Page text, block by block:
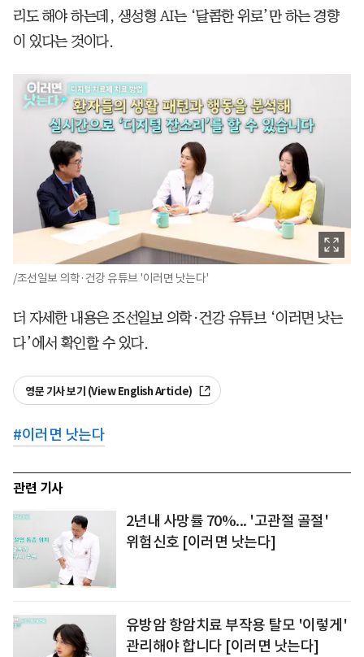
리도 해야 하는데, 생성형 AI는 ‘달콤한 위로’만 하는 경향
이 있다는 것이다.
/조선일보 의학·건강 유튜브 '이러면 낫는다'
더 자세한 내용은 조선일보 의학·건강 유튜브 ‘이러면 낫는
다’에서 확인할 수 있다.
영문 기사 보기 (View English Article)
#이러면 낫는다
관련 기사
2년내 사망률 70%... '고관절 골절'
위험신호 [이러면 낫는다]
유방암 항암치료 부작용 탈모 '이렇게'
관리해야 합니다 [이러면 낫는다]